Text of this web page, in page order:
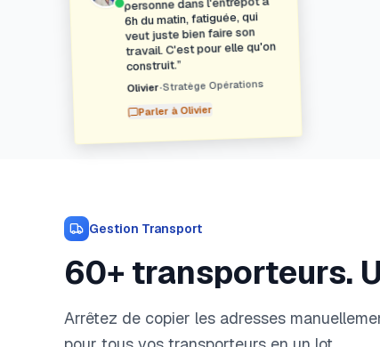
6h du matin, fatiguée, qui
veut juste bien faire son
travail. C'est pour elle qu'on
construit.”
Olivier•Stratège Opérations
Parler àOlivier
Gestion Transport
60+ transporteurs.
Arrêtez de copier les adresses